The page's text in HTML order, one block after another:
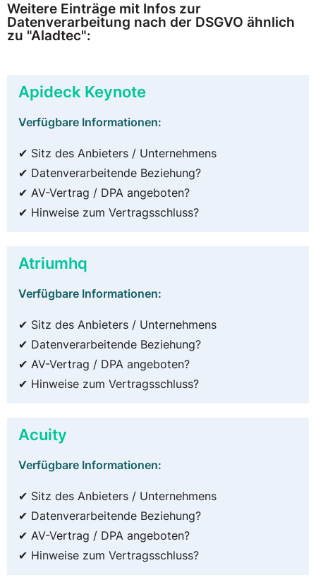
Weitere Einträge mit Infos zur
Datenverarbeitung nach der DSGVO ähnlich
zu "Aladtec":
Apideck Keynote
Verfügbare Informationen:
✔ Sitz des Anbieters / Unternehmens
✔ Datenverarbeitende Beziehung?
✔ AV-Vertrag / DPA angeboten?
✔ Hinweise zum Vertragsschluss?
Atriumhq
Verfügbare Informationen:
✔ Sitz des Anbieters / Unternehmens
✔ Datenverarbeitende Beziehung?
✔ AV-Vertrag / DPA angeboten?
✔ Hinweise zum Vertragsschluss?
Acuity
Verfügbare Informationen:
✔ Sitz des Anbieters / Unternehmens
✔ Datenverarbeitende Beziehung?
✔ AV-Vertrag / DPA angeboten?
✔ Hinweise zum Vertragsschluss?